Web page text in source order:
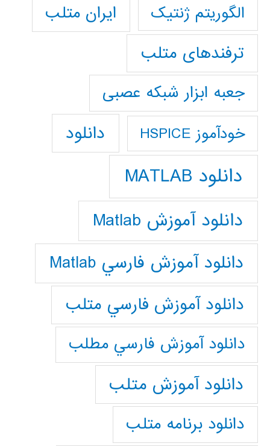
الگوریتم ژنتیک
ایران متلب
ترفندهای متلب
جعبه ابزار شبکه عصبی
خودآموز HSPICE دانلود
دانلود MATLAB
دانلود آموزش Matlab
دانلود آموزش فارسي Matlab
دانلود آموزش فارسي متلب
دانلود آموزش فارسي مطلب
دانلود آموزش متلب
دانلود برنامه متلب